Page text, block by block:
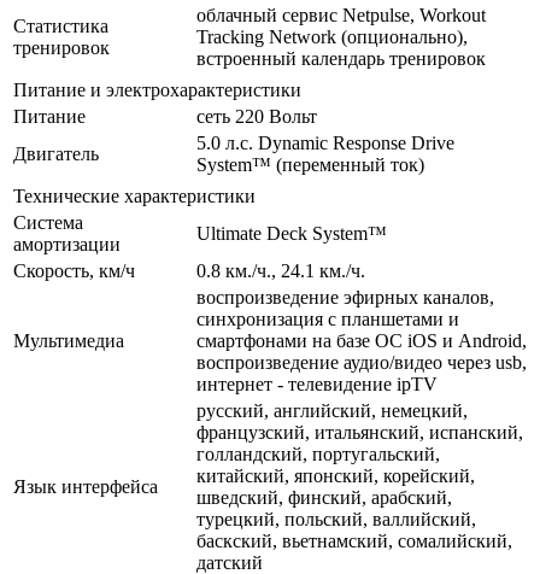
Статистика
тренировок
облачный сервис Netpulse, Workout
Tracking Network (опционально),
встроенный календарь тренировок
Питание и электрохарактеристики
Питание
сеть 220 Вольт
Двигатель
5.0 л.с. Dynamic Response Drive
System™ (переменный ток)
Технические характеристики
Система
амортизации
Ultimate Deck System™
Скорость, км/ч
0.8 км./ч., 24.1 км./ч.
Мультимедиа
воспроизведение эфирных каналов,
синхронизация с планшетами и
смартфонами на базе ОС iOS и Android,
воспроизведение аудио/видео через usb,
интернет - телевидение ipTV
Язык интерфейса
русский, английский, немецкий,
французский, итальянский, испанский,
голландский, португальский,
китайский, японский, корейский,
шведский, финский, арабский,
турецкий, польский, валлийский,
баскский, вьетнамский, сомалийский,
датский